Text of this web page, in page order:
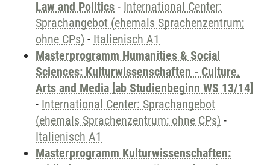
Law and Politics - International Center:
Sprachangebot (ehemals Sprachenzentrum;
ohne CPs) - Italienisch A1
Masterprogramm Humanities & Social
Sciences: Kulturwissenschaften - Culture,
Arts and Media [ab Studienbeginn WS 13/14]
- International Center: Sprachangebot
(ehemals Sprachenzentrum; ohne CPs) -
Italienisch A1
Masterprogramm Kulturwissenschaften: